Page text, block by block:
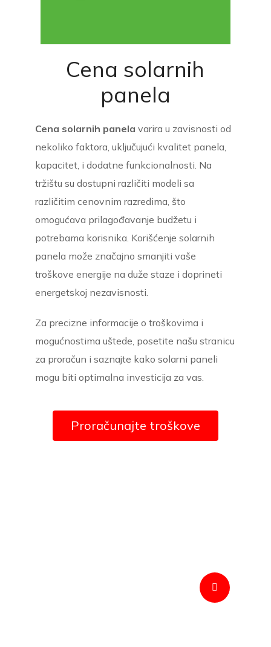
Cena solarnih
panela
Cena solarnih panela varira u zavisnosti od
nekoliko faktora, uključujući kvalitet panela,
kapacitet, i dodatne funkcionalnosti. Na
tržištu su dostupni različiti modeli sa
različitim cenovnim razredima, što
omogućava prilagođavanje budžetu i
potrebama korisnika. Korišćenje solarnih
panela može značajno smanjiti vaše
troškove energije na duže staze i doprineti
energetskoj nezavisnosti.
Za precizne informacije o troškovima i
mogućnostima uštede, posetite našu stranicu
za proračun i saznajte kako solarni paneli
mogu biti optimalna investicija za vas.
Proračunajte troškove
01